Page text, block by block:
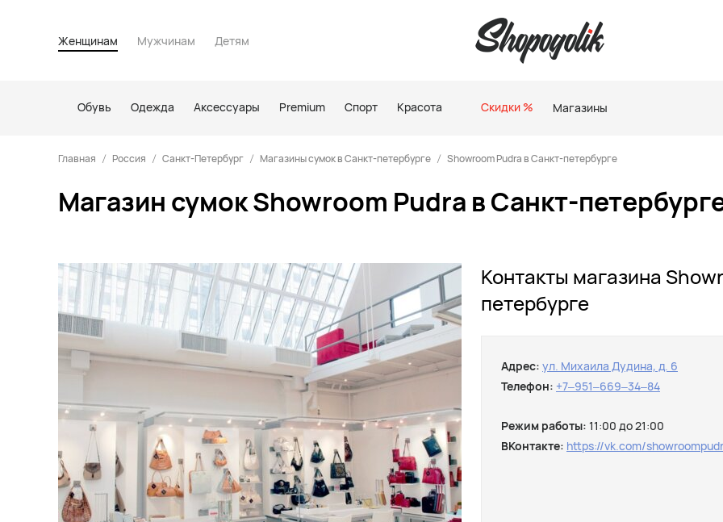
Женщинам Мужчинам Детям
Обувь Одежда Аксессуары Premium Спорт Красота Скидки % Магазины
Главная Россия Санкт-Петербург Магазины сумок в Санкт-петербурге Showroom Pudra в Санкт-петербурге
Магазин сумок Showroom Pudra в Санкт-
Контакты магазина
петербурге
Адрес: ул. Михаила Дудина, д. 6
Телефон: +7‒951‒669‒34‒84
Режим работы: 11:00 до 21:00
ВКонтакте: https://vk.com/